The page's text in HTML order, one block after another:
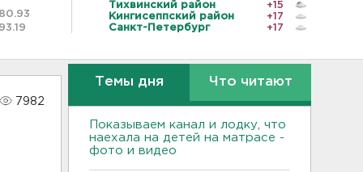
Тихвинский район
+15
Кингисеппский район
+17
Санкт-Петербург
+17
7982
Темы дня Что читают
Показываем канал и лодку, что
наехала на детей на матрасе -
фото и видео